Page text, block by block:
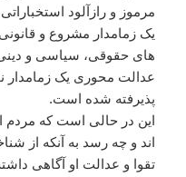
مرموز و رازآلود
یک زمامدار مشروع و
های حقوقی، سیاسی و
عدالت محوری یک زمامدار
پذیرفته شده است.
این در حالی است که مردم
اند و چه رسد به آنکه از
تقوا و عدالت او آگاهی